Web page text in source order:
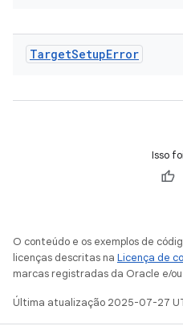
TargetSetupError
Isso
O conteúdo e os exemplos de
licenças descritas na Licença de
marcas registradas da Oracle e/
Última atualização 2025-07-27